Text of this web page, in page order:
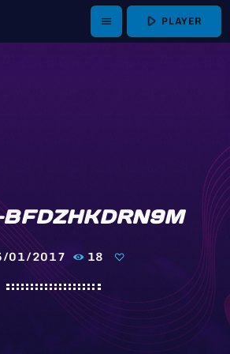
menu play_arrow PLAYER
BFDZHKDRN9M
01/2017 18